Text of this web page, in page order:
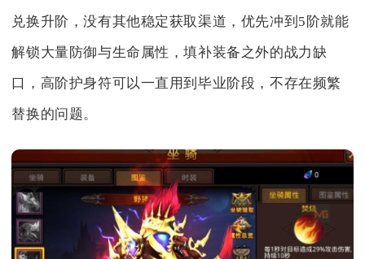
兑换升阶，没有其他稳定获取渠道，优先冲到5阶就能
解锁大量防御与生命属性，填补装备之外的战力缺
口，高阶护身符可以一直用到毕业阶段，不存在频繁
替换的问题。